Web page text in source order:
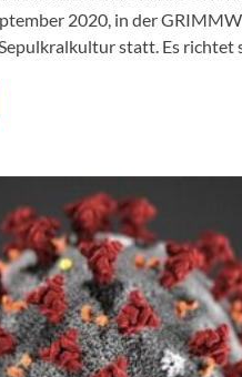
2020, in der
statt. Es richtet